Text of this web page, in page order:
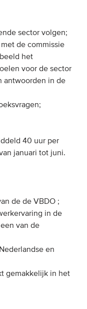
sector volgen;
met de commissie
het
voor de sector
antwoorden in de
40 uur per
januari tot juni.
de de VBDO ;
in de
van de
en
gemakkelijk in het